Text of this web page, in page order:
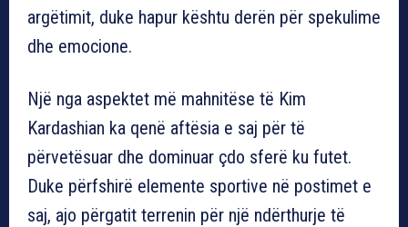
argëtimit, duke hapur kështu derën për spekulime
dhe emocione.
Një nga aspektet më mahnitëse të Kim
Kardashian ka qenë aftësia e saj për të
përvetësuar dhe dominuar çdo sferë ku futet.
Duke përfshirë elemente sportive në postimet e
saj, ajo përgatit terrenin për një ndërthurje të